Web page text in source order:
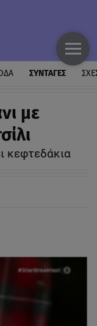
ΣΥΝΤΑΓΕΣ
με
κεφτεδάκια